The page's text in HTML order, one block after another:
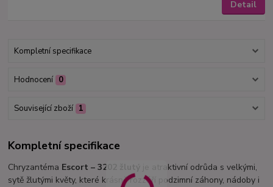
Detail
Kompletní specifikace
Hodnocení 0
Související zboží 1
Kompletní specifikace
Chryzantéma Escort – 3202 žlutý
je atraktivní odrůda s velkými,
sytě žlutými květy, které krásně rozzáří podzimní záhony, nádoby i